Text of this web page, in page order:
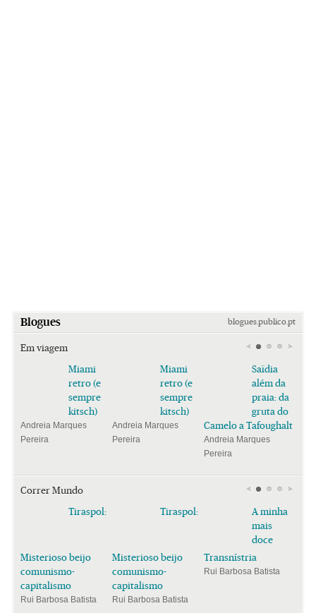
Blogues blogues.publico.pt
Em viagem
Miami
retro (e
sempre
kitsch)
Andreia Marques
Pereira
Miami
retro (e
sempre
kitsch)
Andreia Marques
Pereira
Saïdia
além da
praia: da
gruta do
Camelo a Tafoughalt
Andreia Marques
Pereira
Correr Mundo
Tiraspol:
Misterioso beijo
comunismo-
capitalismo
Rui Barbosa Batista
Tiraspol:
Misterioso beijo
comunismo-
capitalismo
Rui Barbosa Batista
A minha
mais
doce
Transnístria
Rui Barbosa Batista